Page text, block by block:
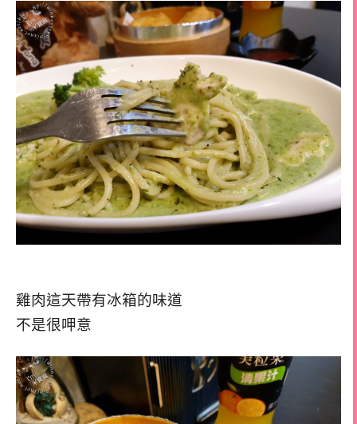
雞肉這天帶有冰箱的味道
不是很呷意